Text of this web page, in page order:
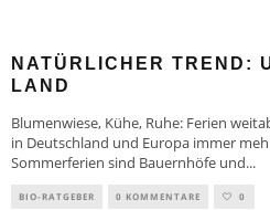
NATÜRLICHER TREND:
LAND
Blumenwiese, Kühe, Ruhe: Ferien
in Deutschland und Europa immer
Sommerferien sind Bauernhöfe und...
BIO-RATGEBER 0 KOMMENTARE 0